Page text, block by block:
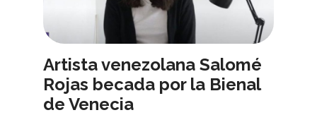
Artista venezolana Salomé
Rojas becada por la Bienal
de Venecia